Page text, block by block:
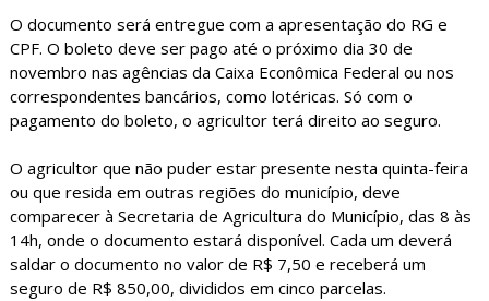
O documento será entregue com a apresentação do RG e
CPF. O boleto deve ser pago até o próximo dia 30 de
novembro nas agências da Caixa Econômica Federal ou nos
correspondentes bancários, como lotéricas. Só com o
pagamento do boleto, o agricultor terá direito ao seguro.
O agricultor que não puder estar presente nesta quinta-feira
ou que resida em outras regiões do município, deve
comparecer à Secretaria de Agricultura do Município, das 8 às
14h, onde o documento estará disponível. Cada um deverá
saldar o documento no valor de R$ 7,50 e receberá um
seguro de R$ 850,00, divididos em cinco parcelas.